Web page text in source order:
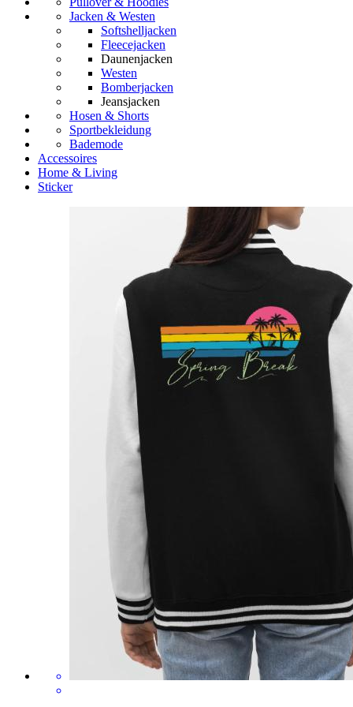
Jacken & Westen
Softshelljacken
Fleecejacken
Daunenjacken
Westen
Bomberjacken
Jeansjacken
Hosen & Shorts
Sportbekleidung
Bademode
Accessoires
Home & Living
Sticker